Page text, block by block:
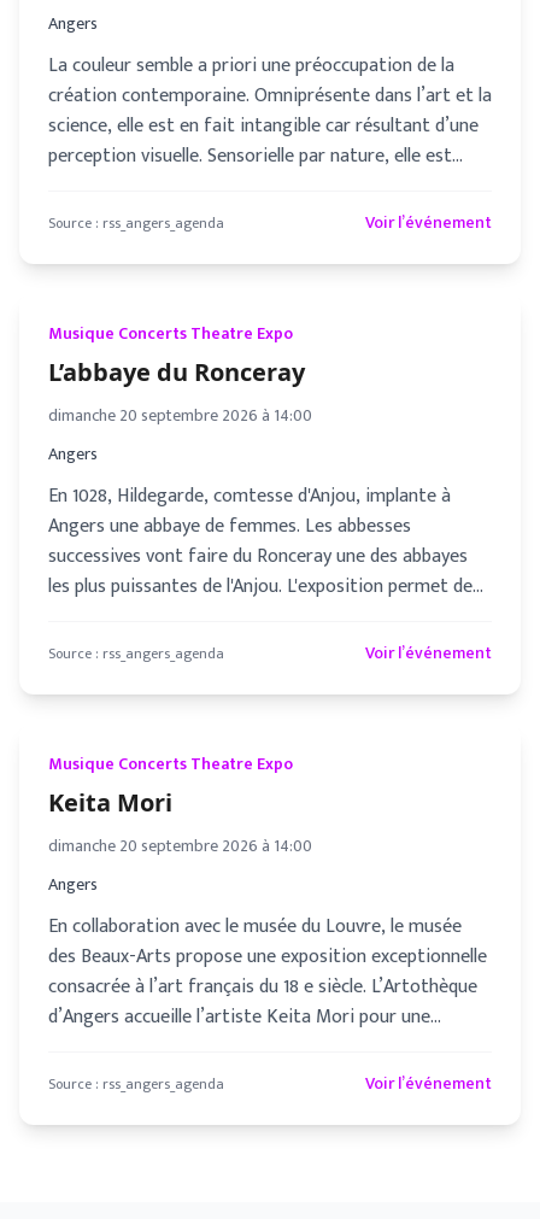
Angers
La couleur semble a priori une préoccupation de la
création contemporaine. Omniprésente dans l’art et la
science, elle est en fait intangible car résultant d’une
perception visuelle. Sensorielle par nature, elle est
Source : rss_angers_agenda Voir l’événement
Musique Concerts Theatre Expo
L’abbaye du Ronceray
dimanche 20 septembre 2026 à 14:00
Angers
En 1028, Hildegarde, comtesse d'Anjou, implante à
Angers une abbaye de femmes. Les abbesses
successives vont faire du Ronceray une des abbayes
les plus puissantes de l'Anjou. L'exposition permet de
Source : rss_angers_agenda Voir l’événement
Musique Concerts Theatre Expo
Keita Mori
dimanche 20 septembre 2026 à 14:00
Angers
En collaboration avec le musée du Louvre, le musée
des Beaux-Arts propose une exposition exceptionnelle
consacrée à l’art français du 18 e siècle. L’Artothèque
d’Angers accueille l’artiste Keita Mori pour une
Source : rss_angers_agenda Voir l’événement